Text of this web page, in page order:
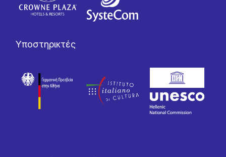
Υποστηρικτές